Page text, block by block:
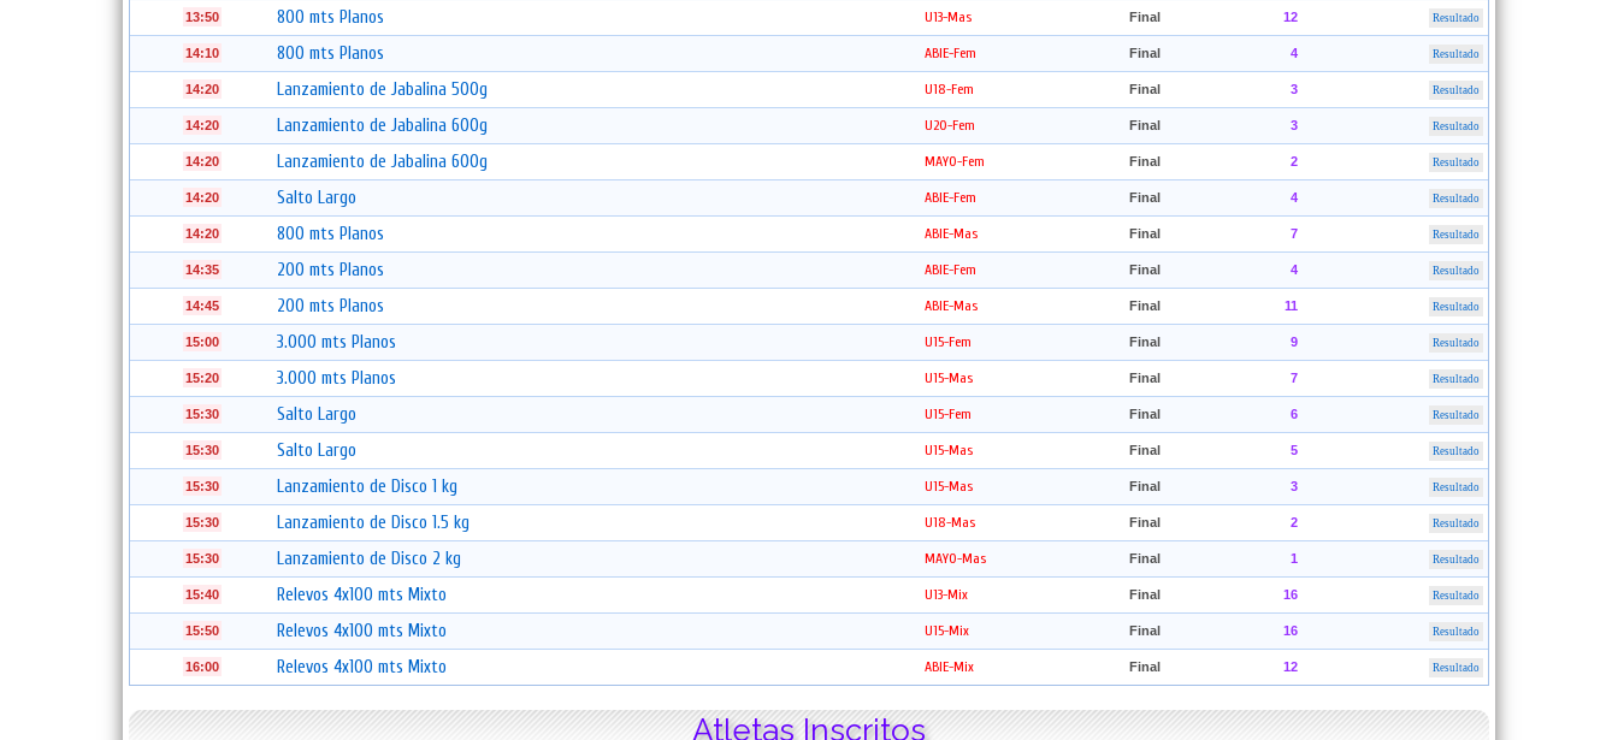
13:50 800 mts Planos U13-Mas Final 12 Resultado
14:10 800 mts Planos ABIE-Fem Final 4 Resultado
14:20 Lanzamiento de Jabalina 500g U18-Fem Final 3 Resultado
14:20 Lanzamiento de Jabalina 600g U20-Fem Final 3 Resultado
14:20 Lanzamiento de Jabalina 600g MAYO-Fem Final 2 Resultado
14:20 Salto Largo ABIE-Fem Final 4 Resultado
14:20 800 mts Planos ABIE-Mas Final 7 Resultado
14:35 200 mts Planos ABIE-Fem Final 4 Resultado
14:45 200 mts Planos ABIE-Mas Final 11 Resultado
15:00 3.000 mts Planos U15-Fem Final 9 Resultado
15:20 3.000 mts Planos U15-Mas Final 7 Resultado
15:30 Salto Largo U15-Fem Final 6 Resultado
15:30 Salto Largo U15-Mas Final 5 Resultado
15:30 Lanzamiento de Disco 1 kg U15-Mas Final 3 Resultado
15:30 Lanzamiento de Disco 1.5 kg U18-Mas Final 2 Resultado
15:30 Lanzamiento de Disco 2 kg MAYO-Mas Final 1 Resultado
15:40 Relevos 4x100 mts Mixto U13-Mix Final 16 Resultado
15:50 Relevos 4x100 mts Mixto U15-Mix Final 16 Resultado
16:00 Relevos 4x100 mts Mixto ABIE-Mix Final 12 Resultado
Atletas Inscritos